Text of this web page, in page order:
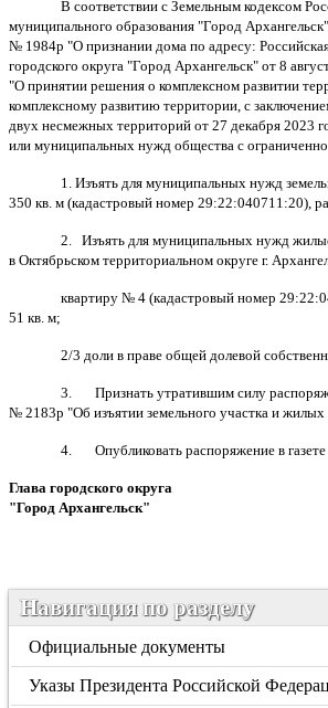
В соответствии с Земельным кодексом
муниципального образования "Город
№ 1984р "О признании дома по адресу:
городского округа "Город Архангельск" от 8
"О принятии решения о комплексном развитии
комплексному развитию территории, с
двух несмежных территорий от 27 декабря 2023
или муниципальных нужд общества с
1. Изъять для муниципальных нужд
350 кв. м (кадастровый номер 29:22:040711:20),
2. Изъять для муниципальных нужд
в Октябрьском территориальном округе г.
квартиру № 4 (кадастровый номер
51 кв. м;
2/3 доли в праве общей долевой
3. Признать утратившим силу
№ 2183р "Об изъятии земельного участка и
4. Опубликовать распоряжение в
Глава городского округа
"Город Архангельск"
Навигация по разделу
Официальные документы
Указы Президента Российской